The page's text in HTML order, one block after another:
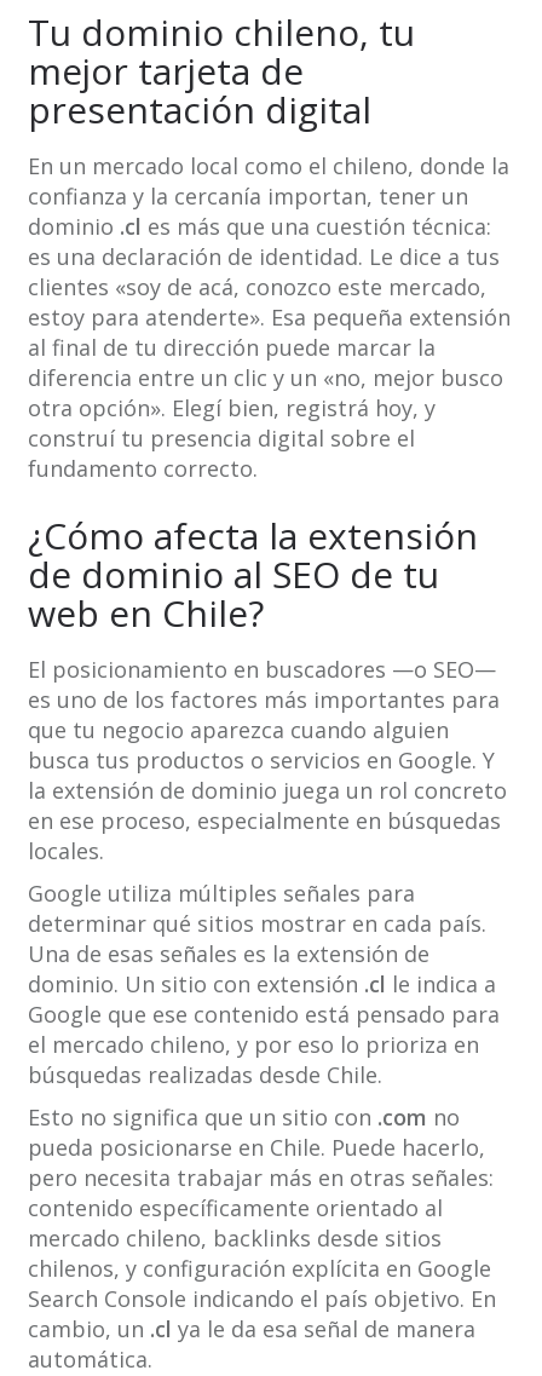
Tu dominio chileno, tu
mejor tarjeta de
presentación digital
En un mercado local como el chileno, donde la
confianza y la cercanía importan, tener un
dominio .cl es más que una cuestión técnica:
es una declaración de identidad. Le dice a tus
clientes «soy de acá, conozco este mercado,
estoy para atenderte». Esa pequeña extensión
al final de tu dirección puede marcar la
diferencia entre un clic y un «no, mejor busco
otra opción». Elegí bien, registrá hoy, y
construí tu presencia digital sobre el
fundamento correcto.
¿Cómo afecta la extensión
de dominio al SEO de tu
web en Chile?
El posicionamiento en buscadores —o SEO—
es uno de los factores más importantes para
que tu negocio aparezca cuando alguien
busca tus productos o servicios en Google. Y
la extensión de dominio juega un rol concreto
en ese proceso, especialmente en búsquedas
locales.
Google utiliza múltiples señales para
determinar qué sitios mostrar en cada país.
Una de esas señales es la extensión de
dominio. Un sitio con extensión .cl le indica a
Google que ese contenido está pensado para
el mercado chileno, y por eso lo prioriza en
búsquedas realizadas desde Chile.
Esto no significa que un sitio con .com no
pueda posicionarse en Chile. Puede hacerlo,
pero necesita trabajar más en otras señales:
contenido específicamente orientado al
mercado chileno, backlinks desde sitios
chilenos, y configuración explícita en Google
Search Console indicando el país objetivo. En
cambio, un .cl ya le da esa señal de manera
automática.